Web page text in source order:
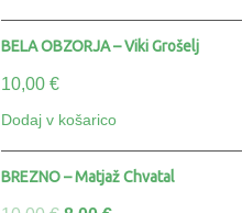
BELA OBZORJA – Viki Grošelj
10,00 €
Dodaj v košarico
BREZNO – Matjaž Chvatal